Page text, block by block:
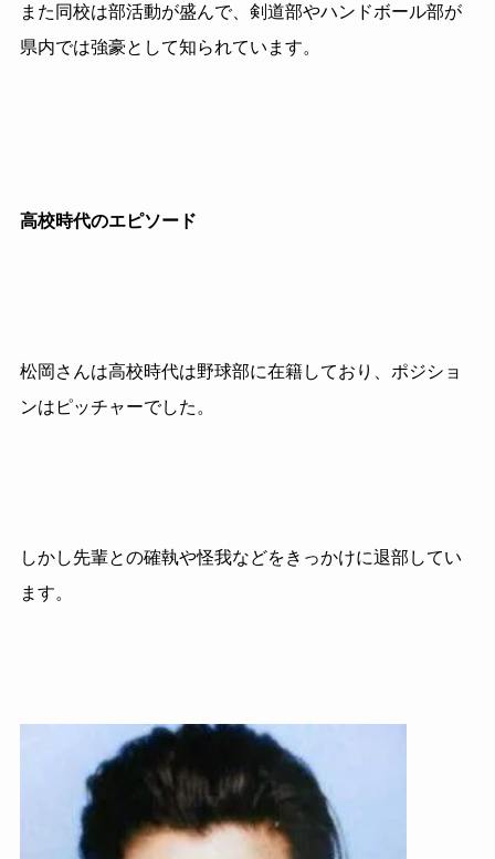
また同校は部活動が盛んで、剣道部やハンドボール部が
県内では強豪として知られています。
高校時代のエピソード
松岡さんは高校時代は野球部に在籍しており、ポジショ
ンはピッチャーでした。
しかし先輩との確執や怪我などをきっかけに退部してい
ます。